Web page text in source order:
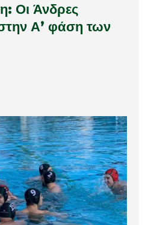
Οι Άνδρες
Α’ φάση των